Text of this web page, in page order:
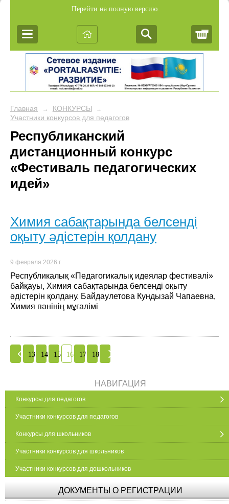
Перейти на полную версию
Главная → КОНКУРСЫ →
Участники конкурсов для педагогов
Республиканский
дистанционный конкурс
«Фестиваль педагогических
идей»
Химия сабақтарында белсенді
оқыту әдістерін қолдану
9 февраля 2026 г.
Республикалық «Педагогикалық идеялар фестивалі»
байқауы, Химия сабақтарында белсенді оқыту
әдістерін қолдану. Байдаулетова Кундызай Чапаевна,
Химия пәнінің мұғалімі
13 14 15 16 17 18
НАВИГАЦИЯ
Конкурсы для педагогов
Участники конкурсов для педагогов
Конкурсы для школьников
Участники конкурсов для школьников
Участники конкурсов для дошкольников
ДОКУМЕНТЫ О РЕГИСТРАЦИИ